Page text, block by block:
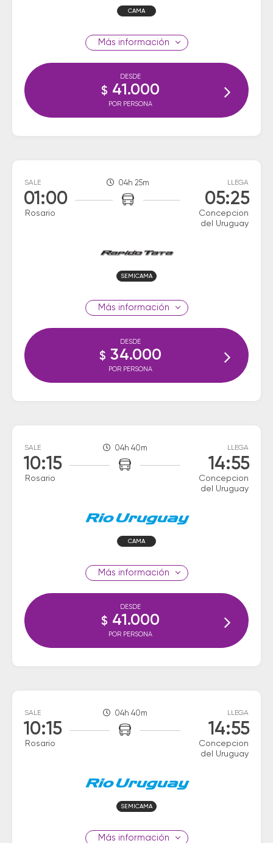
CAMA
información
DESDE
$ 41.000
POR PERSONA
SALE
01:00
Rosario
04h 25m LLEGA
05:25
Concepcion
del Uruguay
SEMICAMA
información
DESDE
$ 34.000
POR PERSONA
SALE
10:15
Rosario
04h 40m LLEGA
14:55
Concepcion
del Uruguay
CAMA
información
DESDE
$ 41.000
POR PERSONA
SALE
10:15
Rosario
04h 40m LLEGA
14:55
Concepcion
del Uruguay
SEMICAMA
información